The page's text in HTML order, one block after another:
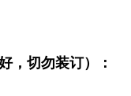
，切勿装订）：